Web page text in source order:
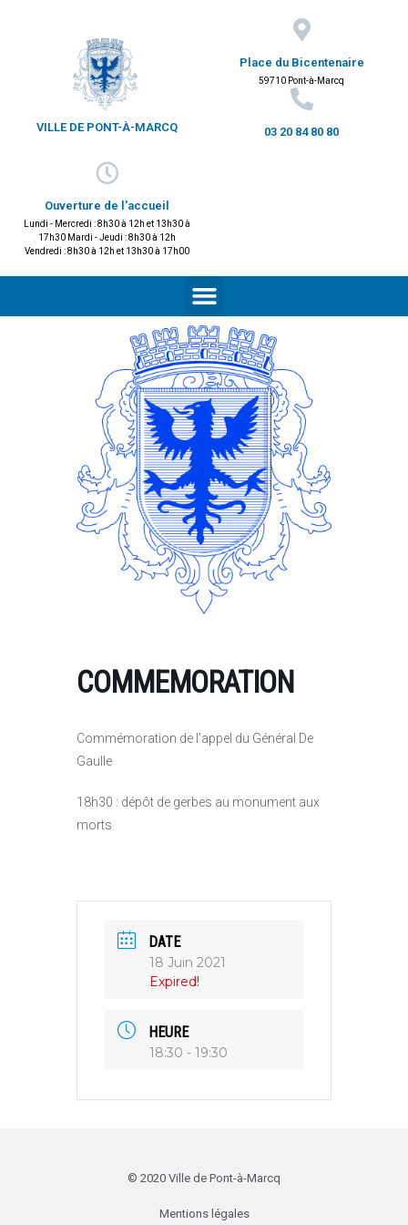
VILLE DE PONT-À-MARCQ
Place du Bicentenaire
59710 Pont-à-Marcq
03 20 84 80 80
Ouverture de l'accueil
Lundi - Mercredi : 8h30 à 12h et 13h30 à
17h30 Mardi - Jeudi : 8h30 à 12h
Vendredi : 8h30 à 12h et 13h30 à 17h00
COMMEMORATION
Commémoration de l’appel du Général De
Gaulle
18h30 : dépôt de gerbes au monument aux
morts
DATE
18 Juin 2021
Expired!
HEURE
18:30 - 19:30
© 2020 Ville de Pont-à-Marcq
Mentions légales